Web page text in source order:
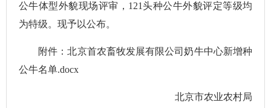
公牛体型外貌现场评审，121头种公牛外貌评定等级均
为特级。现予以公布。
附件：北京首农畜牧发展有限公司奶牛中心新增种
公牛名单.docx
北京市农业农村局